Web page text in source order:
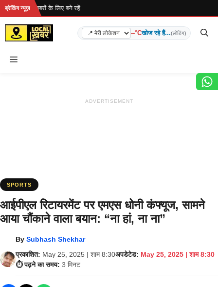
Skip
content
ब्रेकिंग न्यूज़
है... ताज़ा खबरों के लिए बने रहें...
--°Cखोज रहे हैं...(लोडिंग)
Menu
ADVERTISEMENT
SPORTS
आईपीएल रिटायरमेंट पर एमएस धोनी कंफ्यूज, सामने
आया चौंकाने वाला बयान: “ना हां, ना ना”
BySubhash Shekhar
प्रकाशित: May 25, 2025 | शाम 8:30अपडेटेड: May 25, 2025 | शाम 8:30
⏱️ पढ़ने का समय: 3 मिनट